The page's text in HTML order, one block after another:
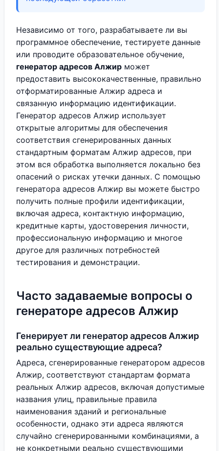
Независимо от того, разрабатываете ли вы
программное обеспечение, тестируете данные
или проводите образовательное обучение,
генератор адресов Алжир может
предоставить высококачественные, правильно
отформатированные Алжир адреса и
связанную информацию идентификации.
Генератор адресов Алжир использует
открытые алгоритмы для обеспечения
соответствия сгенерированных данных
стандартным форматам Алжир адресов, при
этом вся обработка выполняется локально без
опасений о рисках утечки данных. С помощью
генератора адресов Алжир вы можете быстро
получить полные профили идентификации,
включая адреса, контактную информацию,
кредитные карты, удостоверения личности,
профессиональную информацию и многое
другое для различных потребностей
тестирования и демонстрации.
Часто задаваемые вопросы о
генераторе адресов Алжир
Генерирует ли генератор адресов Алжир
реально существующие адреса?
Адреса, сгенерированные генератором адресов
Алжир, соответствуют стандартам формата
реальных Алжир адресов, включая допустимые
названия улиц, правильные правила
наименования зданий и региональные
особенности, однако эти адреса являются
случайно сгенерированными комбинациями, а
не конкретными реально существующими